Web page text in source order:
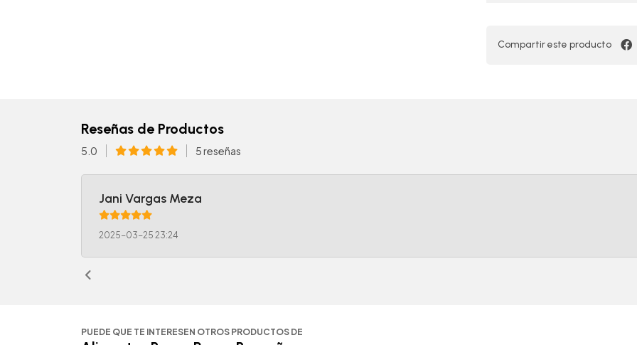
Compartir este producto
Reseñas de Productos
5.0 5 reseñas
Jani Vargas Meza
2025-03-25 23:24
PUEDE QUE TE INTERESEN OTROS PRODUCTOS DE